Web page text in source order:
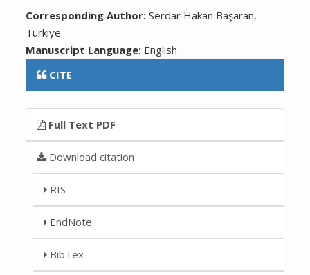
Corresponding Author:Serdar Hakan Başaran,
Türkiye
Manuscript Language: English
CITE
Full Text PDF
Download citation
RIS
EndNote
BibTex